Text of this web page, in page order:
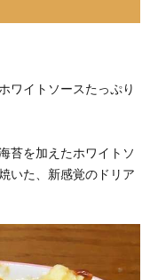
ワイトソースたっぷり
苔を加えたホワイトソ
いた、新感覚のドリア